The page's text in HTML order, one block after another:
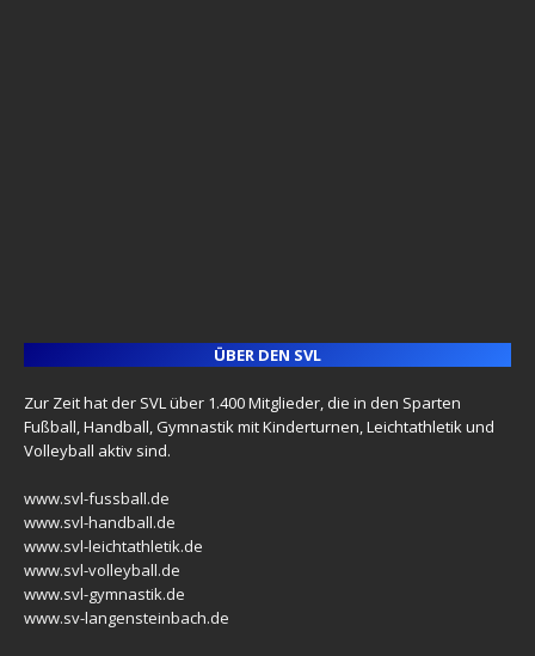
ÜBER DEN SVL
Zur Zeit hat der SVL über 1.400 Mitglieder, die in den Sparten
Fußball, Handball, Gymnastik mit Kinderturnen, Leichtathletik und
Volleyball aktiv sind.
www.svl-fussball.de
www.svl-handball.de
www.svl-leichtathletik.de
www.svl-volleyball.de
www.svl-gymnastik.de
www.sv-langensteinbach.de